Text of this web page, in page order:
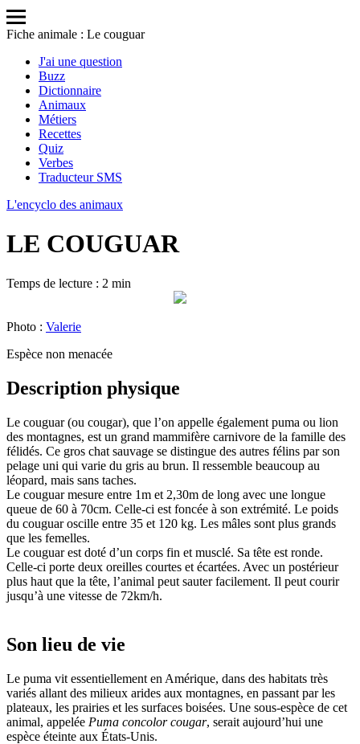
Fiche animale : Le couguar
J'ai une question
Buzz
Dictionnaire
Animaux
Métiers
Recettes
Quiz
Verbes
Traducteur SMS
L'encyclo des animaux
LE COUGUAR
Temps de lecture : 2 min
Photo : Valerie
Espèce non menacée
Description physique
Le couguar (ou cougar), que l’on appelle également puma ou lion
des montagnes, est un grand mammifère carnivore de la famille des
félidés. Ce gros chat sauvage se distingue des autres félins par son
pelage uni qui varie du gris au brun. Il ressemble beaucoup au
léopard, mais sans taches.
Le couguar mesure entre 1m et 2,30m de long avec une longue
queue de 60 à 70cm. Celle-ci est foncée à son extrémité. Le poids
du couguar oscille entre 35 et 120 kg. Les mâles sont plus grands
que les femelles.
Le couguar est doté d’un corps fin et musclé. Sa tête est ronde.
Celle-ci porte deux oreilles courtes et écartées. Avec un postérieur
plus haut que la tête, l’animal peut sauter facilement. Il peut courir
jusqu’à une vitesse de 72km/h.
Son lieu de vie
Le puma vit essentiellement en Amérique, dans des habitats très
variés allant des milieux arides aux montagnes, en passant par les
plateaux, les prairies et les surfaces boisées. Une sous-espèce de cet
animal, appelée Puma concolor cougar, serait aujourd’hui une
espèce éteinte aux États-Unis.